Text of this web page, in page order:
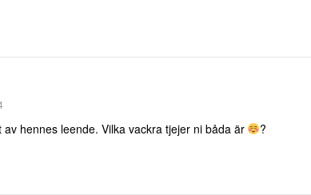
hennes leende. Vilka vackra tjejer ni båda är ?